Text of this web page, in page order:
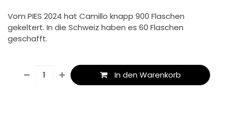
Vom PIES 2024 hat Camillo knapp 900 Flaschen
gekeltert. In die Schweiz haben es 60 Flaschen
geschafft.
In den Warenkorb